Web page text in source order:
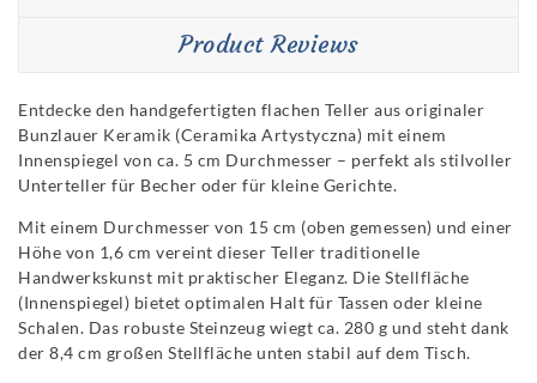
Product Reviews
Entdecke den handgefertigten flachen Teller aus originaler
Bunzlauer Keramik (Ceramika Artystyczna) mit einem
Innenspiegel von ca. 5 cm Durchmesser – perfekt als stilvoller
Unterteller für Becher oder für kleine Gerichte.
Mit einem Durchmesser von 15 cm (oben gemessen) und einer
Höhe von 1,6 cm vereint dieser Teller traditionelle
Handwerkskunst mit praktischer Eleganz. Die Stellfläche
(Innenspiegel) bietet optimalen Halt für Tassen oder kleine
Schalen. Das robuste Steinzeug wiegt ca. 280 g und steht dank
der 8,4 cm großen Stellfläche unten stabil auf dem Tisch.